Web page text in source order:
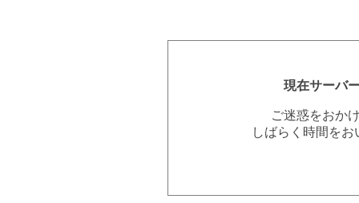
現在サーバ
ご迷惑をおか
しばらく時間を